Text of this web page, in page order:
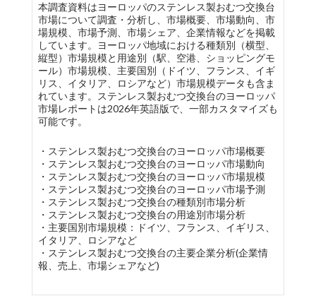
本調査資料はヨーロッパのステンレス製おむつ交換台
市場について調査・分析し、市場概要、市場動向、市
場規模、市場予測、市場シェア、企業情報などを掲載
しています。ヨーロッパ地域における種類別（横型、
縦型）市場規模と用途別（駅、空港、ショッピングモ
ール）市場規模、主要国別（ドイツ、フランス、イギ
リス、イタリア、ロシアなど）市場規模データも含ま
れています。ステンレス製おむつ交換台のヨーロッパ
市場レポートは2026年英語版で、一部カスタマイズも
可能です。
・ステンレス製おむつ交換台のヨーロッパ市場概要
・ステンレス製おむつ交換台のヨーロッパ市場動向
・ステンレス製おむつ交換台のヨーロッパ市場規模
・ステンレス製おむつ交換台のヨーロッパ市場予測
・ステンレス製おむつ交換台の種類別市場分析
・ステンレス製おむつ交換台の用途別市場分析
・主要国別市場規模：ドイツ、フランス、イギリス、
イタリア、ロシアなど
・ステンレス製おむつ交換台の主要企業分析(企業情
報、売上、市場シェアなど)